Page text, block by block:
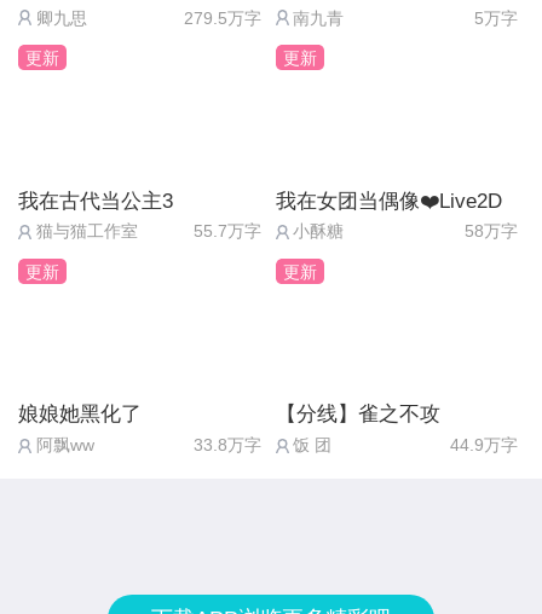
卿九思 279.5万字 南九青 5万字
更新
我在古代当公主3
猫与猫工作室 55.7万字
更新
我在女团当偶像❤️Live2D
小酥糖 58万字
更新
娘娘她黑化了
阿飘ww 33.8万字
更新
【分线】雀之不攻
饭 团 44.9万字